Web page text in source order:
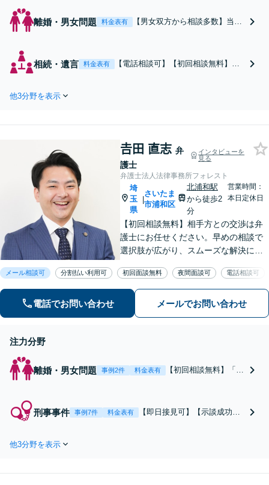
離婚・男女問題 料金表有
【男女双方から相談多数】当事
グで、適正な解決へ導きます。
離婚・不貞行為の慰謝料請求・
相続・遺言 料金表有
【電話相談可】【初回相談無料】依
対策のご相談も承ります。【夜間／
他3分野を表示
𠮷田 直志 弁
護士
インタビューを
見る
弁護士法人法律事務所フォレスト
埼
玉
県
|
さいたま
市浦和区
北浦和駅
から徒歩2
分
営業時間：
本日定休日
【初回相談無料】相手方との交渉は弁
護士にお任せください。早めの相談で
選択肢が広がり、スムーズな解決につ
豊富】【示談成功・不起訴獲得の実績
豊富】あなたの権利を守り、最善の結
果を目指します「少年事件の実績多
数」
メール相談可 分割払い利用可 初回面談無料 夜間面談可 電話相談可
電話でお問い合わせ メールでお問い合わせ
注力分野
離婚・男女問題 事例2件 料金表有
【初回相談無料】「不
は弁護士にお任せくだ
さい。早めの相談で選
刑事事件 事例7件 料金表有
【即日接見可】【示談成功・
たの権利を守り、最善の結果
他3分野を表示